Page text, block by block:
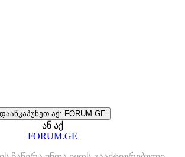
დააწკაპუნეთ აქ: FORUM.GE
ან აქ
FORUM.GE